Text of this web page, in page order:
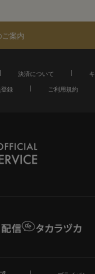
ご案内
決済について
録 ご利用規約